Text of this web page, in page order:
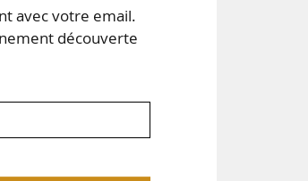
avec votre email.
découverte